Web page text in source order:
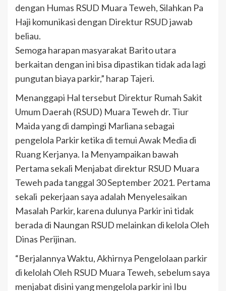
dengan Humas RSUD Muara Teweh, Silahkan Pa
Haji komunikasi dengan Direktur RSUD jawab
beliau.
Semoga harapan masyarakat Barito utara
berkaitan dengan ini bisa dipastikan tidak ada lagi
pungutan biaya parkir,” harap Tajeri.
Menanggapi Hal tersebut Direktur Rumah Sakit
Umum Daerah (RSUD) Muara Teweh dr. Tiur
Maida yang di dampingi Marliana sebagai
pengelola Parkir ketika di temui Awak Media di
Ruang Kerjanya. Ia Menyampaikan bawah
Pertama sekali Menjabat direktur RSUD Muara
Teweh pada tanggal 30 September 2021. Pertama
sekali pekerjaan saya adalah Menyelesaikan
Masalah Parkir, karena dulunya Parkir ini tidak
berada di Naungan RSUD melainkan di kelola Oleh
Dinas Perijinan.
“Berjalannya Waktu, Akhirnya Pengelolaan parkir
di kelolah Oleh RSUD Muara Teweh, sebelum saya
menjabat disini yang mengelola parkir ini Ibu